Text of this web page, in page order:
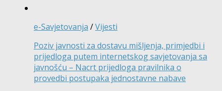
e-Savjetovanja /Vijesti
Poziv javnosti za dostavu mišljenja, primjedbi i
prijedloga putem internetskog savjetovanja sa
javnošću – Nacrt prijedloga pravilnika o
provedbi postupaka jednostavne nabave